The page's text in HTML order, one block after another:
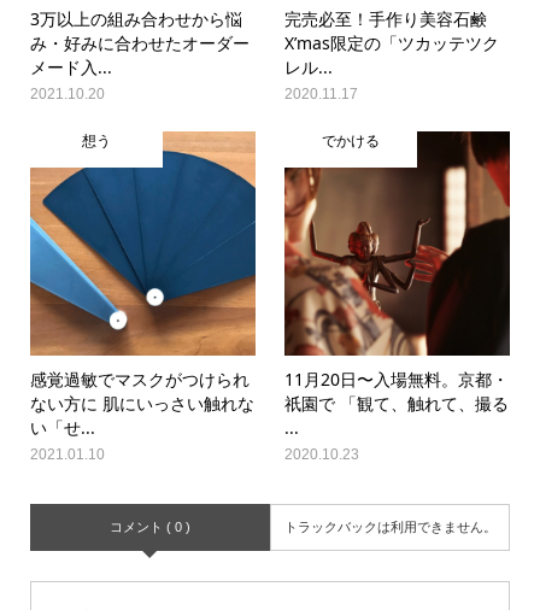
3万以上の組み合わせから悩
み・好みに合わせたオーダー
メード入...
2021.10.20
完売必至！手作り美容石鹸
X’mas限定の「ツカッテツク
レル...
2020.11.17
想う
感覚過敏でマスクがつけられ
ない方に 肌にいっさい触れな
い「せ...
2021.01.10
でかける
11月20日〜入場無料。京都・
祇園で 「観て、触れて、撮る
...
2020.10.23
コメント ( 0 ) トラックバックは利用できません。